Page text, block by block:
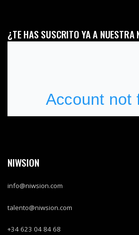
¿TE HAS SUSCRITO YA A NUESTRA
NIWSION
info@niwsion.com
talento@niwsion.com
+34 623 04 84 68